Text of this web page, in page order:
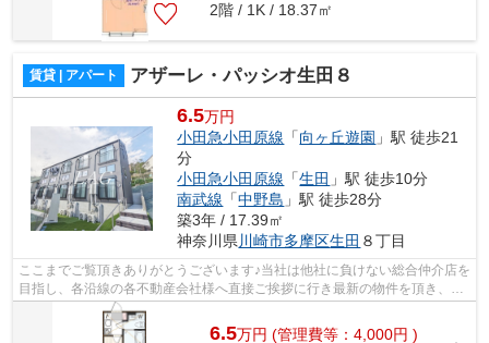
2階 / 1K / 18.37㎡
賃貸 | アパート アザーレ・パッシオ生田８
6.5万円
小田急小田原線 「向ヶ丘遊園 」駅 徒歩21
分
小田急小田原線 「生田 」駅 徒歩10分
南武線 「中野島 」駅 徒歩28分
築3年 / 17.39㎡
神奈川県川崎市多摩区生田 ８丁目
ここまでご覧頂きありがとうございます♪当社は他社に負けない総合仲介店を
目指し、各沿線の各不動産会社様へ直接ご挨拶に行き最新の物件を頂き、お
客様へ提供しております！最新の情報...
6.5万円 (管理費等：4,000円 )